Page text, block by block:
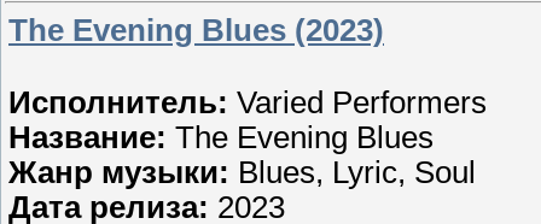
The Evening Blues (2023)
Исполнитель: Varied Performers
Название: The Evening Blues
Жанр музыки: Blues, Lyric, Soul
Дата релиза: 2023